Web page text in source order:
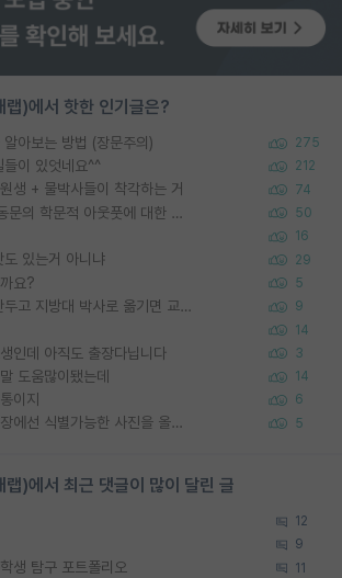
랩)에서 핫한 인기글은?
아보는 방법 (장문주의) 275
이 있엇네요^^ 212
생 + 물박사들이 착각하는 거 74
포스텍 억까에 대해 (동문의 학문적 아웃풋에 대한 반박) 50
16
있는거 아니냐 29
요? 5
SSH 박사과정을 그만두고 지방대 박사로 옮기면 교수의 꿈은 끝일까요? 9
14
인데 아직도 출장다닙니다 3
도움많이됐는데 14
이지 6
정보보안 연구하는 입장에선 식별가능한 사진을 올리는건 비추이긴함 5
랩)에서 최근 댓글이 많이 달린 글
12
9
생 탐구 포트폴리오 11